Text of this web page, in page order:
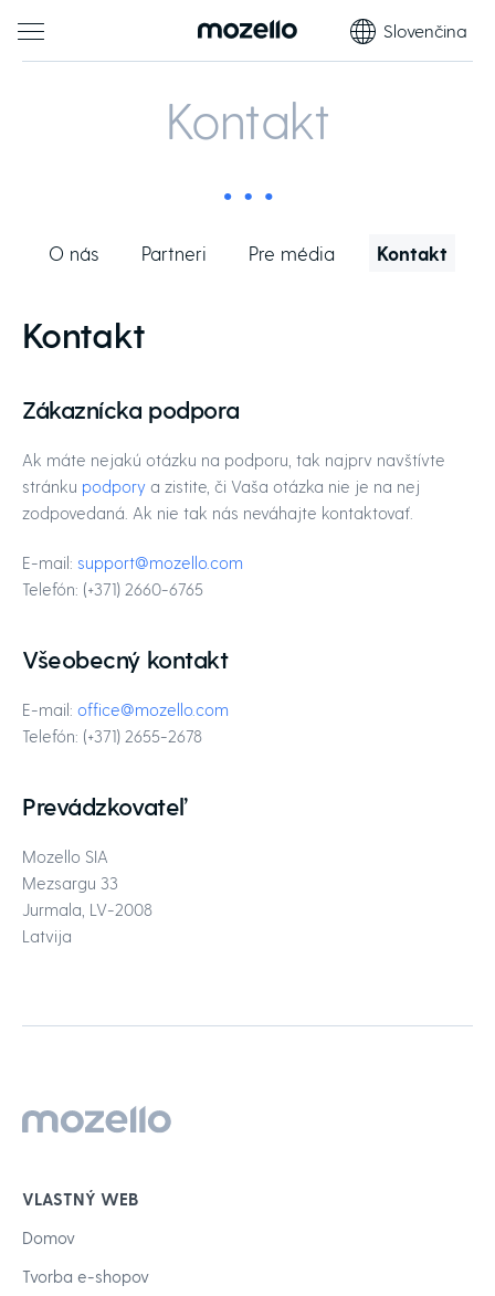
Slovenčina
Kontakt
O nás Partneri Pre média Kontakt
Kontakt
Zákaznícka podpora
Ak máte nejakú otázku na podporu, tak najprv navštívte
stránku podpory a zistite, či Vaša otázka nie je na nej
zodpovedaná. Ak nie tak nás neváhajte kontaktovať.
E-mail: support@mozello.com
Telefón: (+371) 2660-6765
Všeobecný kontakt
E-mail: office@mozello.com
Telefón: (+371) 2655-2678
Prevádzkovateľ
Mozello SIA
Mezsargu 33
Jurmala, LV-2008
Latvija
VLASTNÝ WEB
Domov
Tvorba e-shopov